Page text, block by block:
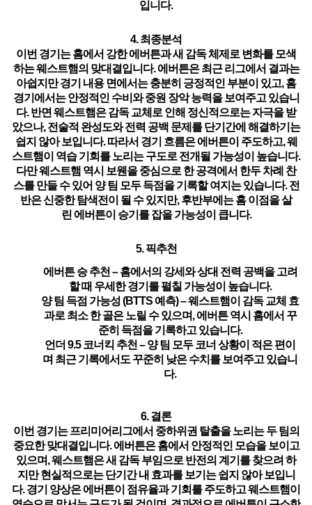
입니다.
4. 최종분석
이번 경기는홈에서 강한에버튼과 새 감독 체제로 변화를 모색
하는 웨스트햄의 맞대결입니다.에버튼은 최근 리그에서 결과는
아쉽지만 경기 내용 면에서는 충분히 긍정적인 부분이 있고, 홈
경기에서는 안정적인 수비와 중원 장악 능력을 보여주고 있습니
다. 반면 웨스트햄은 감독 교체로 인해 정신적으로는 자극을 받
았으나, 전술적 완성도와 전력 공백 문제를 단기간에 해결하기는
쉽지 않아 보입니다. 따라서 경기 흐름은에버튼이 주도하고, 웨
스트햄이 역습 기회를 노리는 구도로 전개될 가능성이 높습니다.
다만 웨스트햄 역시 보웬을 중심으로 한 공격에서 한두 차례 찬
스를 만들 수 있어 양 팀 모두 득점을 기록할 여지는 있습니다. 전
반은 신중한 탐색전이 될 수 있지만, 후반부에는 홈 이점을 살
린 에버튼이 승기를 잡을 가능성이 큽니다.
5. 픽추천
에버튼승 추천 – 홈에서의 강세와 상대 전력 공백을 고려
할 때 우세한 경기를 펼칠 가능성이 높습니다.
양 팀 득점 가능성 (BTTS 예측)– 웨스트햄이 감독 교체 효
과로 최소 한 골은 노릴 수 있으며,에버튼역시 홈에서 꾸
준히 득점을 기록하고 있습니다.
언더 9.5 코너킥 추천 – 양 팀 모두 코너 상황이 적은 편이
며 최근 기록에서도 꾸준히 낮은 수치를 보여주고 있습니
다.
6. 결론
이번 경기는 프리미어리그에서 중하위권 탈출을 노리는 두 팀의
중요한 맞대결입니다.에버튼은 홈에서 안정적인 모습을 보이고
있으며, 웨스트햄은 새 감독 부임으로 반전의 계기를 찾으려 하
지만 현실적으로는 단기간 내 효과를 보기는 쉽지 않아 보입니
다. 경기 양상은에버튼이 점유율과 기회를 주도하고 웨스트햄이